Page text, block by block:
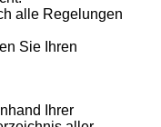
alle Regelungen
Sie Ihren
Ihrer